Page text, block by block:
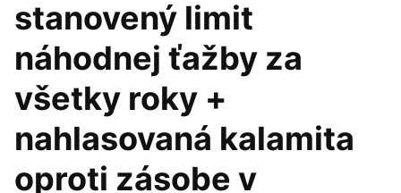
stanovený limit
náhodnej ťažby za
všetky roky +
nahlasovaná kalamita
oproti zásobe v